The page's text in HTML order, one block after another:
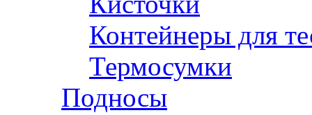
Контейнеры для
Термосумки
Подносы